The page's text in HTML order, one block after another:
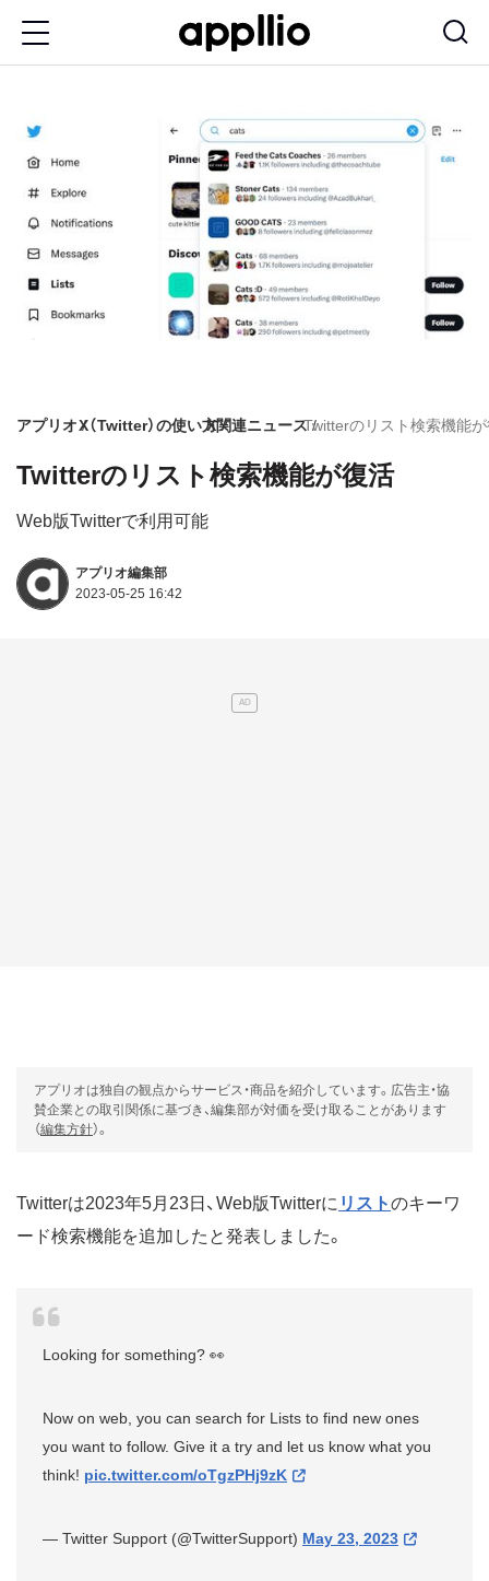
アプリオX（Twitter）の使い方X関連ニュースTwitterのリスト検索機能
Twitterのリスト検索機能が復活
Web版Twitterで利用可能
アプリオ編集部
2023-05-25 16:42
アプリオは独自の観点からサービス・商品を紹介しています。広告主・協
賛企業との取引関係に基づき、編集部が対価を受け取ることがあります
（編集方針）。
Twitterは2023年5月23日、Web版Twitterに リストのキーワ
ード検索機能を追加したと発表しました。
Looking for something? 👀
Now on web, you can search for Lists to find new ones
you want to follow. Give it a try and let us know what you
think! pic.twitter.com/oTgzPHj9zK
— Twitter Support (@TwitterSupport) May 23, 2023